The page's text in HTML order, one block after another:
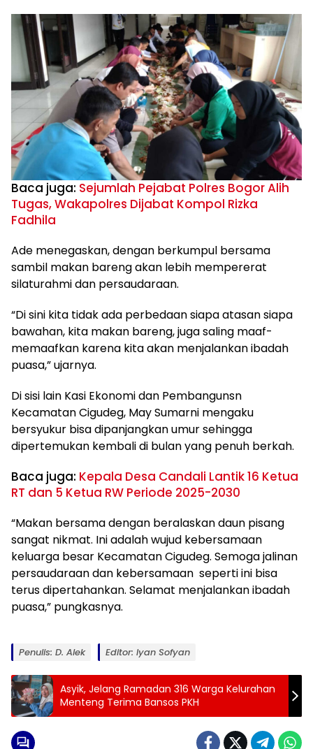
Baca juga: Sejumlah Pejabat Polres Bogor Alih
Tugas, Wakapolres Dijabat Kompol Rizka
Fadhila
Ade menegaskan, dengan berkumpul bersama
sambil makan bareng akan lebih mempererat
silaturahmi dan persaudaraan.
“Di sini kita tidak ada perbedaan siapa atasan siapa
bawahan, kita makan bareng, juga saling maaf-
memaafkan karena kita akan menjalankan ibadah
puasa,” ujarnya.
Di sisi lain Kasi Ekonomi dan Pembangunsn
Kecamatan Cigudeg, May Sumarni mengaku
bersyukur bisa dipanjangkan umur sehingga
dipertemukan kembali di bulan yang penuh berkah.
Baca juga: Kepala Desa Candali Lantik 16 Ketua
RT dan 5 Ketua RW Periode 2025-2030
“Makan bersama dengan beralaskan daun pisang
sangat nikmat. Ini adalah wujud kebersamaan
keluarga besar Kecamatan Cigudeg. Semoga jalinan
persaudaraan dan kebersamaan seperti ini bisa
terus dipertahankan. Selamat menjalankan ibadah
puasa,” pungkasnya.
Penulis: D. Alek Editor: Iyan Sofyan
Asyik, Jelang Ramadan 316 Warga Kelurahan
Menteng Terima Bansos PKH